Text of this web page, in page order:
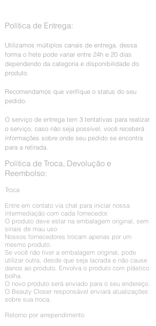
Política de Entrega:
Utilizamos múltiplos canais de entrega, dessa
forma o frete pode variar entre 24h e 20 dias
dependendo da categoria e disponibilidade do
produto.
Recomendamos que verifique o status do seu
pedido.
O serviço de entrega tem 3 tentativas para realizar
o serviço, caso não seja possível, você receberá
informações sobre onde seu pedido se encontra
para a retirada.
Política de Troca, Devolução e
Reembolso:
Troca
Entre em contato via chat para iniciar nossa
intermediação com cada fornecedor.
O produto deve estar na embalagem original, sem
sinais de mau uso
Nossos fornecedores trocam apenas por um
mesmo produto.
Se você não tiver a embalagem original, pode
utilizar outra, desde que seja lacrada e não cause
danos ao produto. Envolva o produto com plástico
bolha.
O novo produto será enviado para o seu endereço.
O Beauty Closer responsável enviará atualizações
sobre sua troca.
Retorno por arrependimento